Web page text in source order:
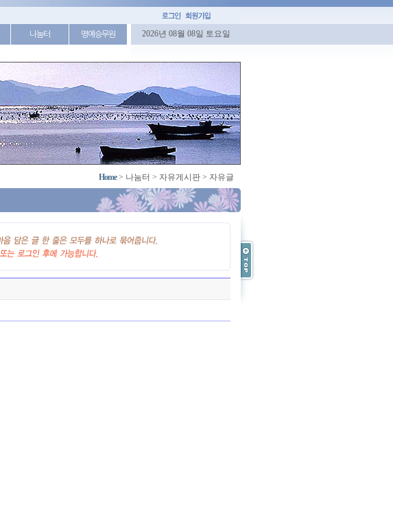
나눔터 명예승무원 2026년 08월 08일 토요일
Home> 나눔터 > 자유게시판 > 자유글